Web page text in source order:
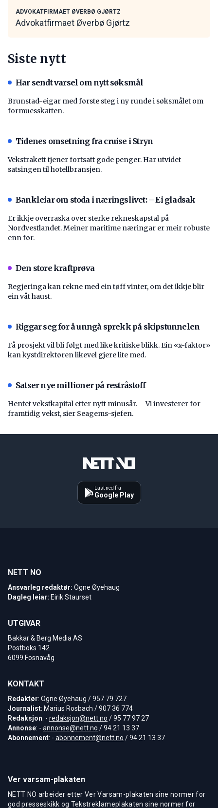
ADVOKATFIRMAET ØVERBØ GJØRTZ
Advokatfirmaet Øverbø Gjørtz
Siste nytt
Har sendt varsel om nytt søksmål
Brunstad-eigar med første steg i ny runde i søksmålet om
formuesskatten.
Tidenes omsetning fra cruise i Stryn
Vekstrakett tjener fortsatt gode penger. Har utvidet
satsingen til hotellbransjen.
Bankleiar om stoda i næringslivet: – Ei gladsak
Er ikkje overraska over sterke rekneskapstal på
Nordvestlandet. Meiner maritime næringar er meir robuste
enn før.
Den store kraftprøva
Regjeringa kan rekne med ein tøff vinter, om det ikkje blir
ein våt haust.
Riggar seg for å unngå sprekk på skipstunnelen
Få prosjekt vil bli følgt med like kritiske blikk. Ein «x-faktor»
kan kystdirektøren likevel gjere lite med.
Satser nye millioner på restråstoff
Hentet vekstkapital etter nytt minusår. – Vi investerer for
framtidig vekst, sier Seagems-sjefen.
Last ned fra
Google Play
NETT NO
Ansvarleg redaktør: Ogne Øyehaug
Dagleg leiar: Eirik Staurset
UTGIVAR
Bakkar & Berg Media AS
Postboks 142
6099 Fosnavåg
KONTAKT
Redaktør: Ogne Øyehaug / 957 79 727
Journalist: Marius Rosbach / 907 36 774
Redaksjon: - redaksjon@nett.no / 95 77 97 27
Annonse: - annonse@nett.no / 94 21 13 37
Abonnement: - abonnement@nett.no / 94 21 13 37
Ver varsam-plakaten
NETT NO arbeider etter Ver Varsam-plakaten sine normer for
god presseskikk og Tekstreklameplakaten sine normer for